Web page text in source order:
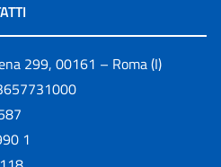
299, 00161 – Roma (I)
1